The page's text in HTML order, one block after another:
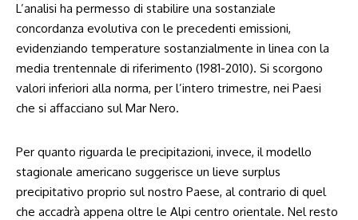
L’analisi ha permesso di stabilire una sostanziale
concordanza evolutiva con le precedenti emissioni,
evidenziando temperature sostanzialmente in linea con la
media trentennale di riferimento (1981-2010). Si scorgono
valori inferiori alla norma, per l’intero trimestre, nei Paesi
che si affacciano sul Mar Nero.
Per quanto riguarda le precipitazioni, invece, il modello
stagionale americano suggerisce un lieve surplus
precipitativo proprio sul nostro Paese, al contrario di quel
che accadrà appena oltre le Alpi centro orientale. Nel resto